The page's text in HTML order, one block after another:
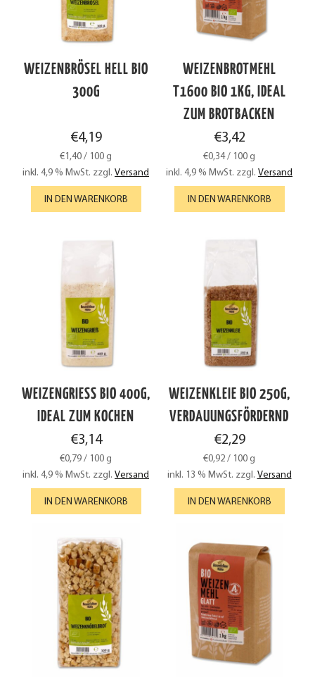
WEIZENBRÖSEL HELL BIO
300G
€4,19
€1,40 / 100 g
inkl. 4,9 % MwSt. zzgl. Versand
IN DEN WARENKORB
WEIZENBROTMEHL
T1600 BIO 1KG, IDEAL
ZUM BROTBACKEN
€3,42
€0,34/ 100 g
inkl. 4,9 % MwSt. zzgl. Versand
IN DEN WARENKORB
WEIZENGRIESS BIO 400G, I
DEAL ZUM KOCHEN
€3,14
€0,79 / 100 g
inkl. 4,9 % MwSt. zzgl. Versand
IN DEN WARENKORB
WEIZENKLEIE BIO 250G,
VERDAUUNGSFÖRDERND
€2,29
€0,92 / 100 g
inkl. 13 % MwSt. zzgl. Versand
IN DEN WARENKORB